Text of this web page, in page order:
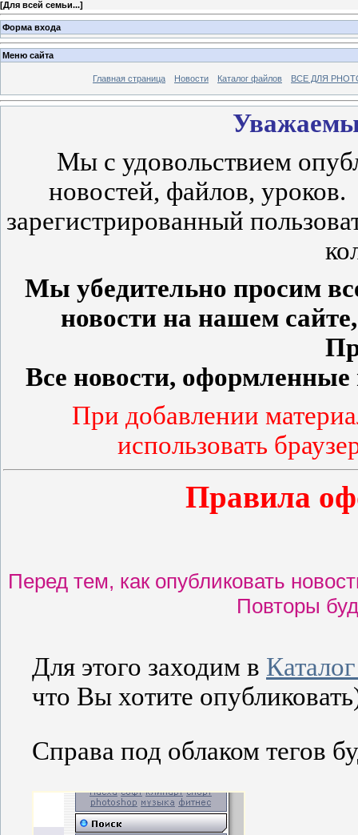
[Для всей семьи...]
Форма входа
Меню сайта
Главная страница Новости Каталог файлов ВСЕ ДЛЯ
Мы с удовольствием
новостей, файлов, уроков.
зарегистрированный
Мы убедительно просим
новости на нашем
Все новости, оформленные
При добавлении
использовать
Правила
Перед тем, как опубликовать
Повторы
Для этого заходим в
что Вы хотите
Справа под облаком тегов